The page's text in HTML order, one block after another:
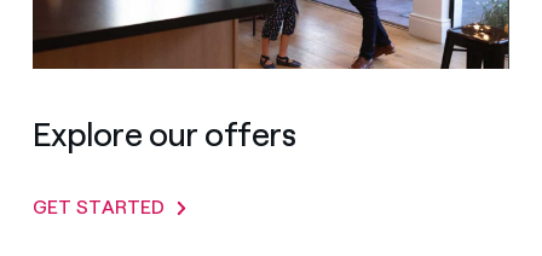
Explore our offers
GET STARTED